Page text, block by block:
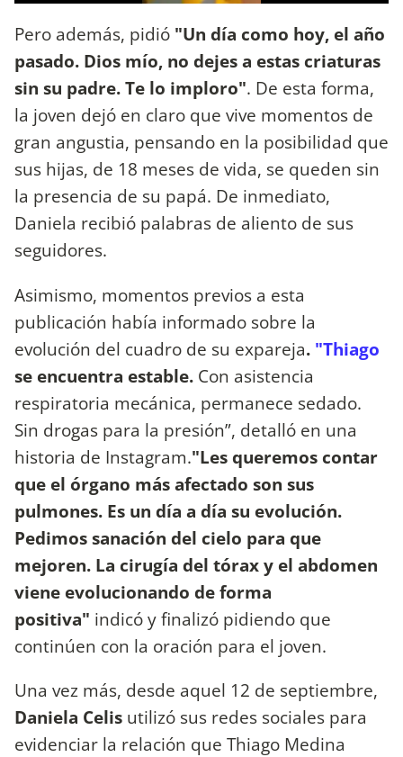
Pero además, pidió "Un día como hoy, el año
pasado. Dios mío, no dejes a estas criaturas
sin su padre. Te lo imploro". De esta forma,
la joven dejó en claro que vive momentos de
gran angustia, pensando en la posibilidad que
sus hijas, de 18 meses de vida, se queden sin
la presencia de su papá. De inmediato,
Daniela recibió palabras de aliento de sus
seguidores.
Asimismo, momentos previos a esta
publicación había informado sobre la
evolución del cuadro de su expareja. "Thiago
se encuentra estable. Con asistencia
respiratoria mecánica, permanece sedado.
Sin drogas para la presión”, detalló en una
historia de Instagram."Les queremos contar
que el órgano más afectado son sus
pulmones. Es un día a día su evolución.
Pedimos sanación del cielo para que
mejoren. La cirugía del tórax y el abdomen
viene evolucionando de forma
positiva" indicó y finalizó pidiendo que
continúen con la oración para el joven.
Una vez más, desde aquel 12 de septiembre,
Daniela Celis utilizó sus redes sociales para
evidenciar la relación que Thiago Medina